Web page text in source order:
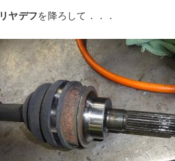
リヤデフを降ろして．．．